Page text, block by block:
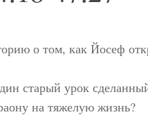
о том, как Йосеф
старый урок
на тяжелую жизнь?